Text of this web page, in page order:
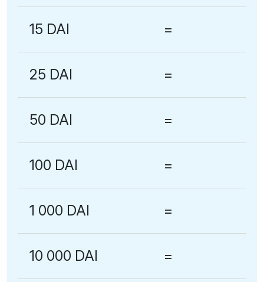
15 DAI =
25 DAI =
50 DAI =
100 DAI =
1 000 DAI =
10 000 DAI =